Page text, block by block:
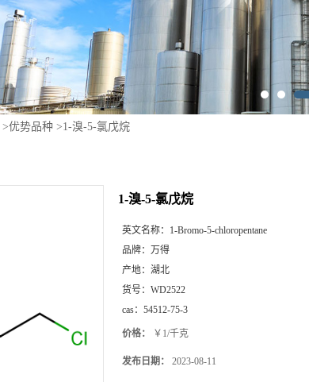
>优势品种 >1-溴-5-氯戊烷
1-溴-5-氯戊烷
英文名称： 1-Bromo-5-chloropentane
品牌： 万得
产地： 湖北
货号： WD2522
cas： 54512-75-3
价格： ￥1/千克
发布日期： 2023-08-11